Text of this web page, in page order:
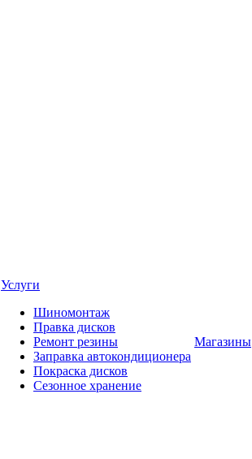
Услуги
Шиномонтаж
Правка дисков
Ремонт резины
Заправка автокондиционера
Покраска дисков
Сезонное хранение
Магазины